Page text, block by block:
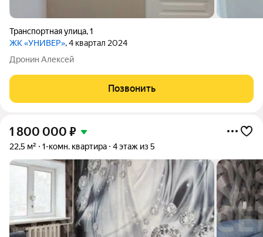
Транспортная улица,1
ЖК «УНИВЕР», 4 квартал 2024
Дронин Алексей
Позвонить
1 800 000 ₽
22,5 м² 1-комн. квартира 4 этаж из 5